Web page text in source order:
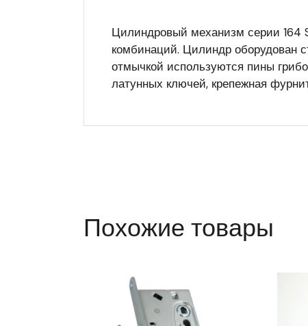
Цилиндровый механизм серии 164
комбинаций. Цилиндр оборудован
отмычкой используются пины
латунных ключей, крепежная
Похожие товары